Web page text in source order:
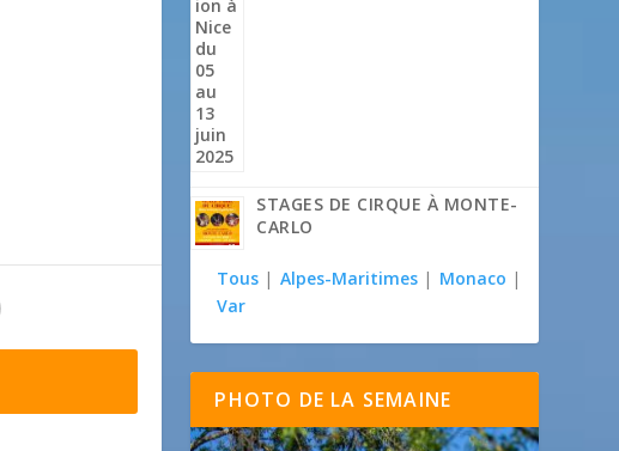
STAGES DE CIRQUE À MONTE-
CARLO
Tous | Alpes-Maritimes | Monaco |
Var
PHOTO DE LA SEMAINE